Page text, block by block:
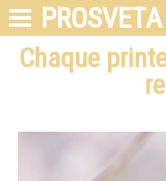
PROSVETA
Chaque